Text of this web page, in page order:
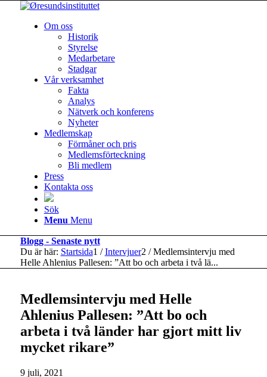
Om oss
Historik
Styrelse
Medarbetare
Stadgar
Vår verksamhet
Fakta
Analys
Nätverk och konferens
Nyheter
Medlemskap
Förmåner och pris
Medlemsförteckning
Bli medlem
Press
Kontakta oss
Sök
Menu Menu
Blogg - Senaste nytt
Du är här: Startsida1 / Intervjuer2 / Medlemsintervju med
Helle Ahlenius Pallesen: ”Att bo och arbeta i två lä...
Medlemsintervju med Helle
Ahlenius Pallesen: ”Att bo och
arbeta i två länder har gjort mitt liv
mycket rikare”
9 juli, 2021